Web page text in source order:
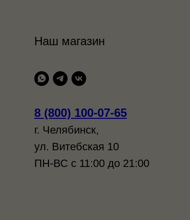
Наш магазин
8 (800) 100-07-65
г. Челябинск,
ул. Витебская 10
ПН-ВС с 11:00 до 21:00